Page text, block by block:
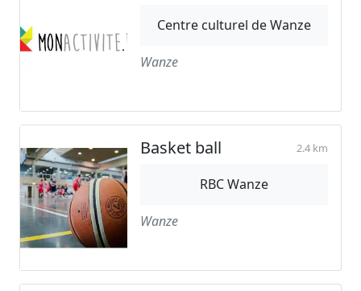
Centre culturel de Wanze
Wanze
Basket ball 2.4 km
RBC Wanze
Wanze